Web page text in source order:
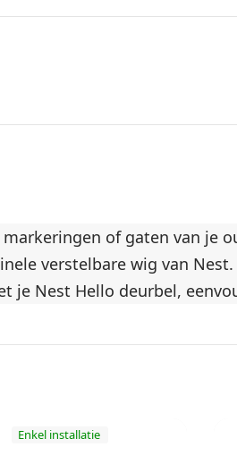
of gaten van je
verstelbare wig van
je Nest Hello deurbel,
Enkel installatie